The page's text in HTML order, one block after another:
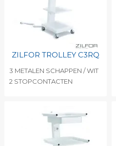
ZILFOR TROLLEY C3RQ
3 METALEN SCHAPPEN / WIT
2 STOPCONTACTEN